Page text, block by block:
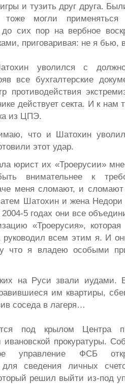
и тузить друг друга.
тоже могли
до сих пор на вербное
приговаривая: не я бью,
уволился с
все бухгалтерские
противодействия
действует секта. И к нам
из ЦПЭ.
что и Шатохин
этот удар.
юрист их «Троерусии»
внимательнее к
меня сломают, и
Шатохин и жена
5 годах они все
«Троерусия»,
руководил всем этим я. И
что я владею особыми
на Руси звали иудами.
им квартиры,
соседа в лагеря…
под крылом Центра
прокуратуры.
управление ФСБ
для сведения личных
решил выйти из-под